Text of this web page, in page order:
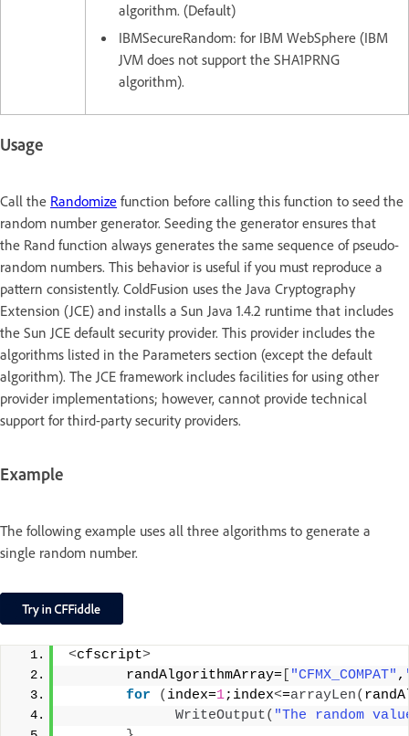
algorithm. (Default)
IBMSecureRandom: for IBM WebSphere (IBM
JVM does not support the SHA1PRNG
algorithm).
Usage
Call the Randomize function before calling this function to seed the
random number generator. Seeding the generator ensures that
the Rand function always generates the same sequence of pseudo-
random numbers. This behavior is useful if you must reproduce a
pattern consistently. ColdFusion uses the Java Cryptography
Extension (JCE) and installs a Sun Java 1.4.2 runtime that includes
the Sun JCE default security provider. This provider includes the
algorithms listed in the Parameters section (except the default
algorithm). The JCE framework includes facilities for using other
provider implementations; however, cannot provide technical
support for third-party security providers.
Example
The following example uses all three algorithms to generate a
single random number.
<cfscript>
       randAlgorithmArray=
"CFMX_COMPAT" ,
for
( index=1;index<=arrayLen(
WriteOutput( "The random